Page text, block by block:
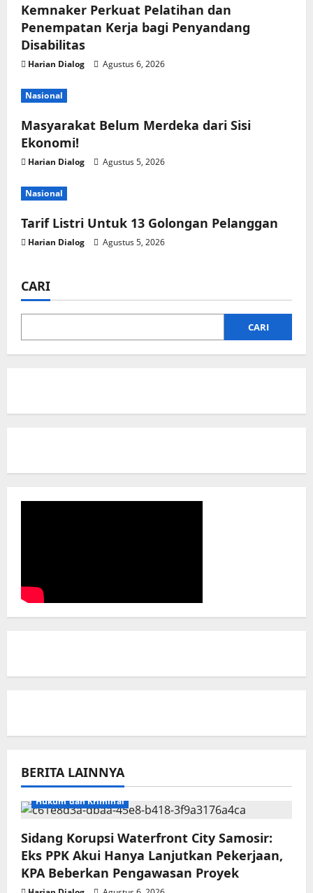
Kemnaker Perkuat Pelatihan dan
Penempatan Kerja bagi Penyandang
Disabilitas
Harian Dialog Agustus 6, 2026
Nasional
Masyarakat Belum Merdeka dari Sisi
Ekonomi!
Harian Dialog Agustus 5, 2026
Nasional
Tarif Listri Untuk 13 Golongan Pelanggan
Harian Dialog Agustus 5, 2026
CARI
CARI
BERITA LAINNYA
Hukum dan Kriminal
Sidang Korupsi Waterfront City Samosir:
Eks PPK Akui Hanya Lanjutkan Pekerjaan,
KPA Beberkan Pengawasan Proyek